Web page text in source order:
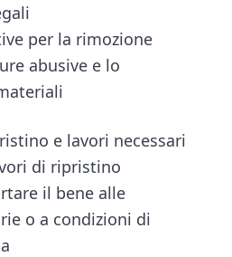
per la rimozione
abusive e lo
e lavori necessari
di ripristino
il bene alle
o a condizioni di